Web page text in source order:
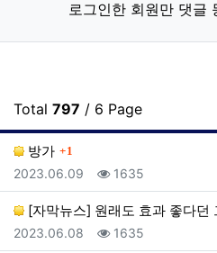
로그인한 회원만 댓글
Total 797 / 6 Page
방가 댓글
1
등록일
2023.06.09 조회
1635
[자막뉴스] 원래도 효과 좋다던
등록일
2023.06.08 조회
1635